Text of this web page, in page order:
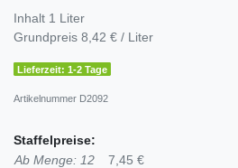
Inhalt 1 Liter
Grundpreis 8,42 € / Liter
Lieferzeit: 1-2 Tage
Artikelnummer D2092
Staffelpreise:
Ab Menge: 12
7,45 €